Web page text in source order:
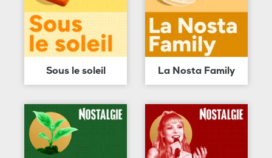
Sous le soleil La Nosta Family